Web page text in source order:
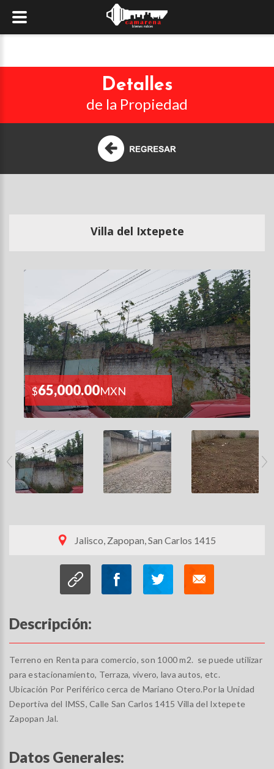
Detalles
de la Propiedad
Villa del Ixtepete
$65,000.00MXN
Jalisco, Zapopan, San Carlos 1415
Descripción:
Terreno en Renta para comercio, son 1000 m2. se puede utilizar
para estacionamiento, Terraza, vivero, lava autos, etc.
Ubicación Por Periférico cerca de Mariano Otero.Por la Unidad
Deportiva del IMSS, Calle San Carlos 1415 Villa del Ixtepete
Zapopan Jal.
Datos Generales: